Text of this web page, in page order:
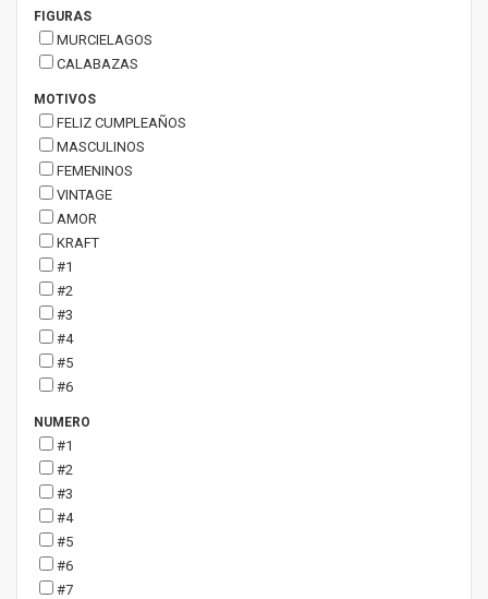
FIGURAS
MURCIELAGOS
CALABAZAS
MOTIVOS
FELIZ CUMPLEAÑOS
MASCULINOS
FEMENINOS
VINTAGE
AMOR
KRAFT
#1
#2
#3
#4
#5
#6
NUMERO
#1
#2
#3
#4
#5
#6
#7